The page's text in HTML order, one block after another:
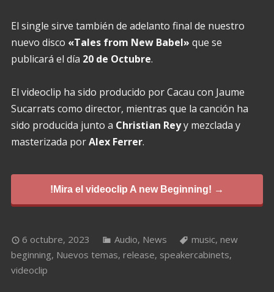
El single sirve también de adelanto final de nuestro
nuevo disco «Tales from New Babel» que se
publicará el día 20 de Octubre.
El videoclip ha sido producido por Cacau con Jaume
Sucarrats como director, mientras que la canción ha
sido producida junto a Christian Reyy mezclada y
masterizada porAlex Ferrer.
!Mira el videoclip A new Beginning! →
6 octubre, 2023 Audio, News music, new
beginning, Nuevos temas, release, speakercabinets,
videoclip